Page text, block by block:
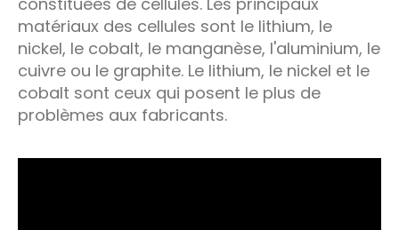
matériaux des cellules sont le lithium, le
nickel, le cobalt, le manganèse, l'aluminium, le
cuivre ou le graphite. Le lithium, le nickel et le
cobalt sont ceux qui posent le plus de
problèmes aux fabricants.